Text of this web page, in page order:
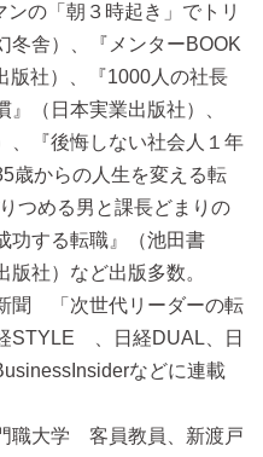
の「朝３時起き」でトリ
冬舎）、『メンターBOOK
版社）、『1000人の社長
（日本実業出版社）、
、『後悔しない社会人１年
歳からの人生を変える転
つめる男と課長どまりの
功する転職』（池田書
社）など出版多数。
聞 「次世代リーダーの転
STYLE 、日経DUAL、日
などに連載
職大学 客員教員、新渡戸